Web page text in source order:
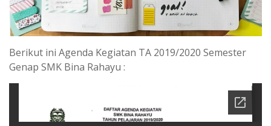
Berikut ini Agenda Kegiatan TA 2019/2020 Semester
Genap SMK Bina Rahayu :